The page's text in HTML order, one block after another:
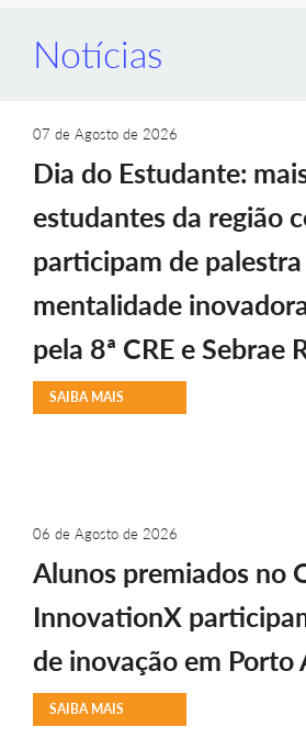
Notícias
07 de Agosto de 2026
Dia do Estudante:
estudantes da região
participam de
mentalidade
pela 8ª CRE e Sebrae
SAIBA MAIS
06 de Agosto de 2026
Alunos premiados no
InnovationX
de inovação em Porto
SAIBA MAIS